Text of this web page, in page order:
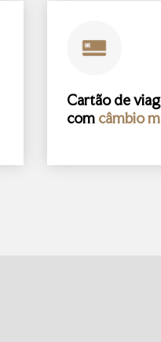
Cartão de
com câmbio